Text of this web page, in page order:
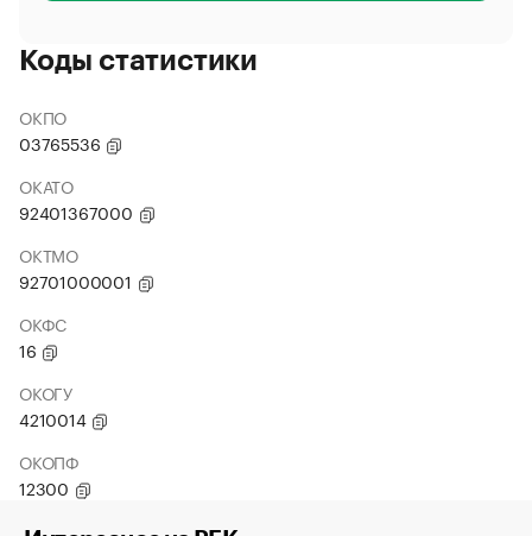
Коды статистики
ОКПО
03765536
ОКАТО
92401367000
ОКТМО
92701000001
ОКФС
16
ОКОГУ
4210014
ОКОПФ
12300